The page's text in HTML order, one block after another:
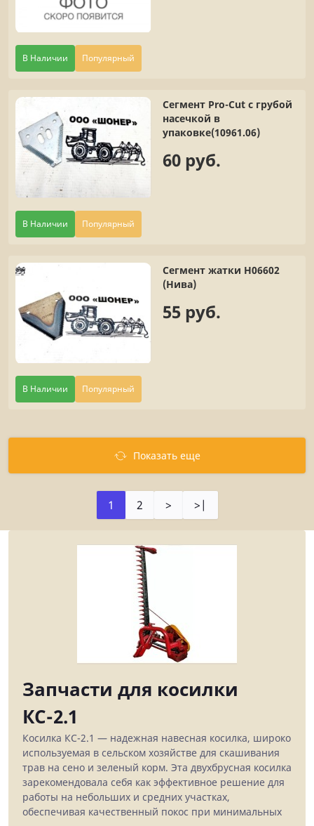
В Наличии Популярный
В Наличии Популярный
Сегмент Pro-Cut с грубой
насечкой в
упаковке(10961.06)
60 руб.
В Наличии Популярный
Сегмент жатки Н06602
(Нива)
55 руб.
Показать еще
1 2 > >|
Запчасти для косилки
КС-2.1
Косилка КС-2.1 — надежная навесная косилка, широко
используемая в сельском хозяйстве для скашивания
трав на сено и зеленый корм. Эта двухбрусная косилка
зарекомендовала себя как эффективное решение для
работы на небольших и средних участках,
обеспечивая качественный покос при минимальных